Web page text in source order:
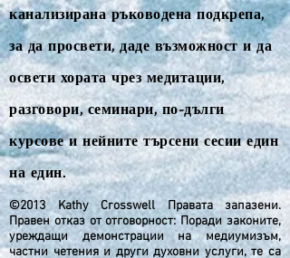
канализирана ръководена подкрепа,
за да просвети, даде възможност и да
освети хората чрез медитации,
разговори, семинари, по-дълги
курсове и нейните търсени сесии един
на един.
©2013 Kathy Crosswell Правата запазени.
Правен отказ от отговорност: Поради законите,
уреждащи демонстрации на медиумизъм,
частни четения и други духовни услуги, те са